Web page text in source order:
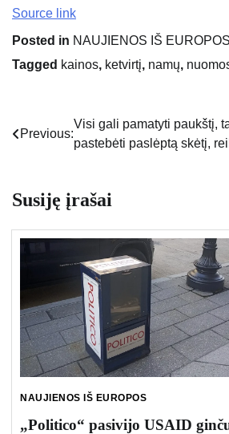
Source link
Posted in NAUJIENOS IŠ EUROPOS
Tagged kainos, ketvirtį, namų,
Navigacija
Previous:
Visi gali pamatyti paukštį,
pastebėti paslėptą skėtį,
Susiję įrašai
NAUJIENOS IŠ EUROPOS
„Politico“ pasivijo USAID